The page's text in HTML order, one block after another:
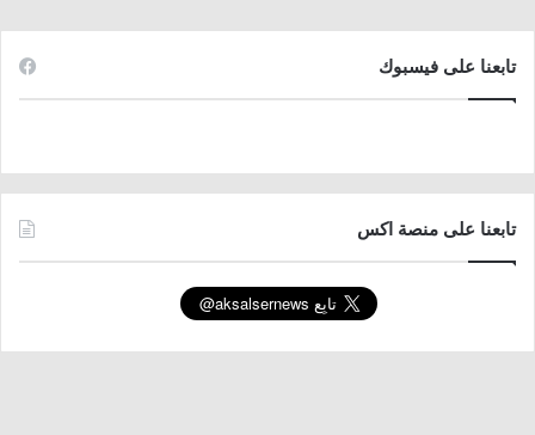
تابعنا على فيسبوك
تابعنا على منصة اكس